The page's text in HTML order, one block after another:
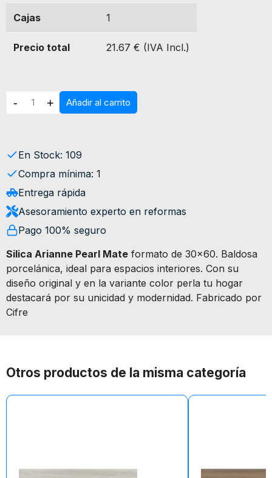
Cajas 1
Precio total 21.67 € (IVA Incl.)
- + Añadir al carrito
En Stock: 109
Compra mínima: 1
Entrega rápida
Asesoramiento experto en reformas
Pago 100% seguro
Silica Arianne Pearl Mate formato de 30x60. Baldosa
porcelánica, ideal para espacios interiores. Con su
diseño original y en la variante color perla tu hogar
destacará por su unicidad y modernidad. Fabricado por
Cifre
Otros productos de la misma categoría